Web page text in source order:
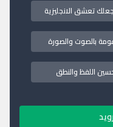
تعشق الانجليزية
بالصوت والصورة